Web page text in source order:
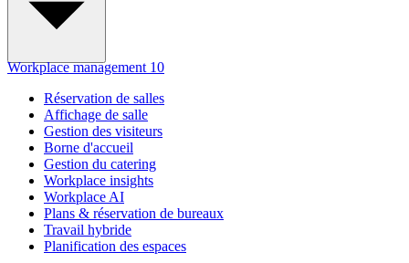
Workplace management 10
Réservation de salles
Affichage de salle
Gestion des visiteurs
Borne d'accueil
Gestion du catering
Workplace insights
Workplace AI
Plans & réservation de bureaux
Travail hybride
Planification des espaces